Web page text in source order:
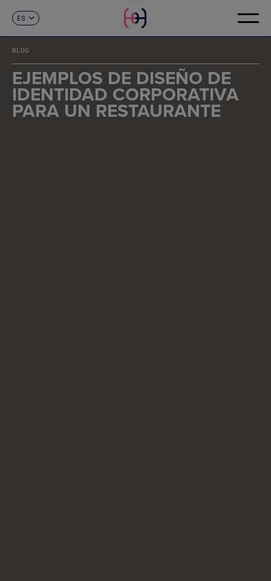
ES
FR
DE
IT
PT
CONTACTO
BLOG
EJEMPLOS DE DISEÑO DE
IDENTIDAD CORPORATIVA
PARA UN RESTAURANTE